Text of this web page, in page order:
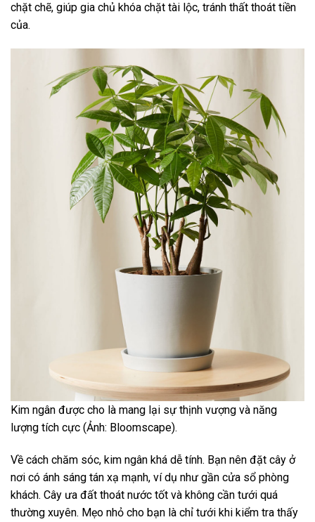
chặt chẽ, giúp gia chủ khóa chặt tài lộc, tránh thất thoát tiền
của.
Kim ngân được cho là mang lại sự thịnh vượng và năng
lượng tích cực (Ảnh: Bloomscape).
Về cách chăm sóc, kim ngân khá dễ tính. Bạn nên đặt cây ở
nơi có ánh sáng tán xạ mạnh, ví dụ như gần cửa sổ phòng
khách. Cây ưa đất thoát nước tốt và không cần tưới quá
thường xuyên. Mẹo nhỏ cho bạn là chỉ tưới khi kiểm tra thấy